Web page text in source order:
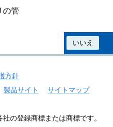
の管
いいえ
方針
製品サイト
サイトマップ
の登録商標または商標です。